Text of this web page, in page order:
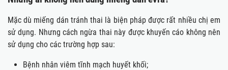
Mặc dù miếng dán tránh thai là biện pháp được rất nhiều chị em
sử dụng. Nhưng cách ngừa thai này được khuyến cáo không nên
sử dụng cho các trường hợp sau:
Bệnh nhân viêm tĩnh mạch huyết khối;